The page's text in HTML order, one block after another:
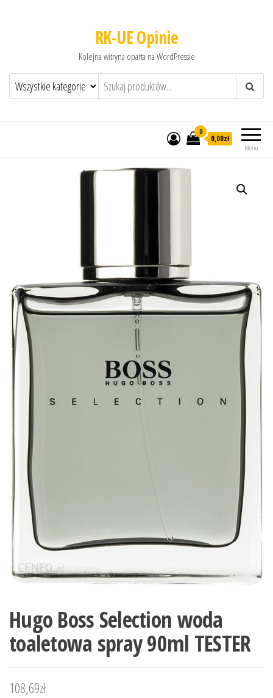
RK-UE Opinie
Kolejna witryna oparta na WordPressie
Menu
0
0,00zł
Hugo Boss Selection woda
toaletowa spray 90ml TESTER
108,69zł